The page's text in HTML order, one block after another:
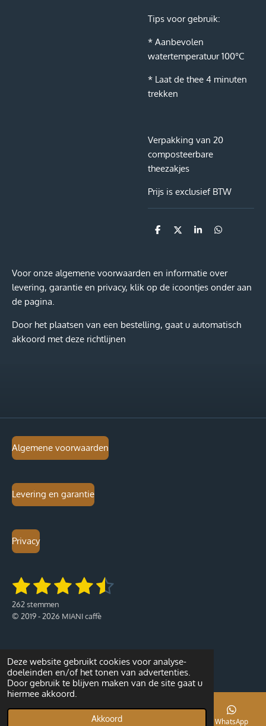
Deze website gebruikt cookies voor analyse-
doeleinden en/of het tonen van advertenties.
Door gebruik te blijven maken van de site gaat u
hiermee akkoord.
Akkoord
Tips voor gebruik:
* Aanbevolen
watertemperatuur 100°C
* Laat de thee 4 minuten
trekken
Verpakking van 20
composteerbare
theezakjes
Prijs is exclusief BTW
D
D
S
e
D
Voor onze algemene voorwaarden en informatie over
levering, garantie en privacy, klik op de icoontjes onder aan
de pagina.
Door het plaatsen van een bestelling, gaat u automatisch
akkoord met deze richtlijnen
Algemene voorwaarden
Levering en garantie
Privacy
R
t
i
4
.
2
5
5
1
s
t
r
2
s
t
r
r
e
n
3
s
t
r
r
e
n
4
t
r
r
e
n
5
t
r
r
n
262 stemmen
© 2019 - 2026 MIANI caffè
Telefoonnummer WhatsApp